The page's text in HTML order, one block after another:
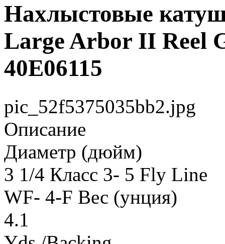
Нахлыстовые
Large Arbor II Reel
40E06115
pic_52f5375035bb2.jpg
Описание
Диаметр (дюйм)
3 1/4 Класс 3- 5 Fly Line
WF- 4-F Вес (унция)
4.1